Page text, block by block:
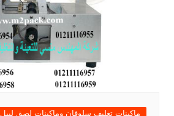
ماكينات تغليف سلوفان وماكينات لصق ليبل